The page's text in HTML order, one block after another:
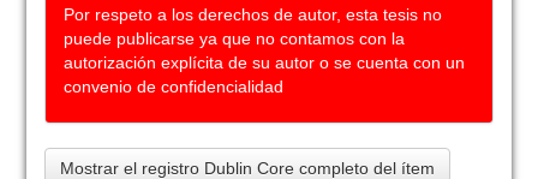
Por respeto a los derechos de autor, esta tesis no
puede publicarse ya que no contamos con la
autorización explícita de su autor o se cuenta con un
convenio de confidencialidad
Mostrar el registro Dublin Core completo del ítem